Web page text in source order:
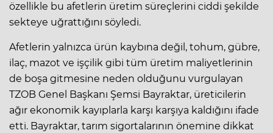
özellikle bu afetlerin üretim süreçlerini ciddi şekilde
sekteye uğrattığını söyledi.
Afetlerin yalnızca ürün kaybına değil, tohum, gübre,
ilaç, mazot ve işçilik gibi tüm üretim maliyetlerinin
de boşa gitmesine neden olduğunu vurgulayan
TZOB Genel Başkanı Şemsi Bayraktar, üreticilerin
ağır ekonomik kayıplarla karşı karşıya kaldığını ifade
etti. Bayraktar, tarım sigortalarının önemine dikkat